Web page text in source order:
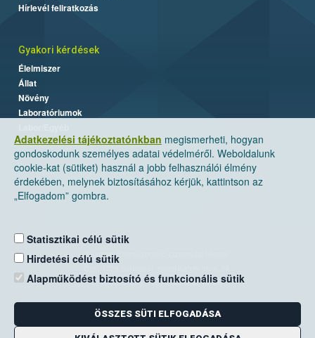
Adatkezelési tájékoztatónkban megismerheti, hogyan
gondoskodunk személyes adatai védelméről. Weboldalunk
cookie-kat (sütiket) használ a jobb felhasználói élmény
érdekében, melynek biztosításához kérjük, kattintson az
„Elfogadom” gombra.
Statisztikai célú sütik
Hirdetési célú sütik
Alapműködést biztosító és funkcionális sütik
ÖSSZES SÜTI ELFOGADÁSA
Hírlevél feliratkozás
Gyakori kérdések
Élelmiszer
Állat
Növény
Laboratóriumok
Nemzeti Élelmiszerlánc-biztonsági Hivatal
Levelezési cím: 1525 Budapest. Pf. 30.
E-mail:ugyfelszolgalat@nebih.gov.hu
Zöld szám: 06-80/263-244